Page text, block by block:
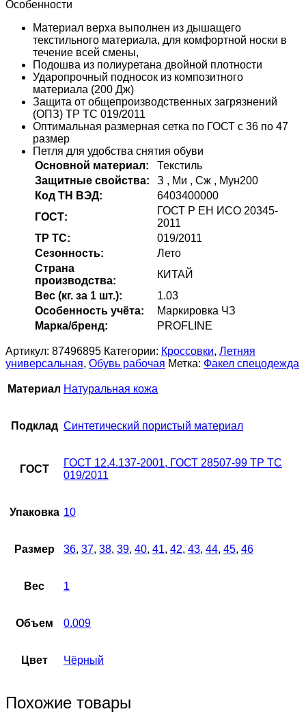
Особенности
Материал верха выполнен из дышащего
текстильного материала, для комфортной носки в
течение всей смены,
Подошва из полиуретана двойной плотности
Ударопрочный подносок из композитного
материала (200 Дж)
Защита от общепроизводственных загрязнений
(ОПЗ) ТР ТС 019/2011
Оптимальная размерная сетка по ГОСТ с 36 по 47
размер
Петля для удобства снятия обуви
Оcновной материал:
Текстиль
Защитные свойства:
З , Ми , Сж , Мун200
Код ТН ВЭД:
6403400000
ГОСТ:
ГОСТ Р ЕН ИСО 20345-
2011
ТР ТС:
019/2011
Сезонность:
Лето
Страна
производства:
КИТАЙ
Вес (кг. за 1 шт.):
1.03
Особенность учёта:
Маркировка ЧЗ
Марка/бренд:
PROFLINE
Артикул: 87496895 Категории: Кроссовки, Летняя
универсальная, Обувь рабочая Метка: Факел спецодежда
Материал Натуральная кожа
Подклад Синтетический пористый материал
ГОСТ
ГОСТ 12.4.137-2001, ГОСТ 28507-99 ТР ТС
019/2011
Упаковка 10
Размер 36, 37, 38, 39, 40, 41, 42, 43, 44, 45, 46
Вес 1
Объем 0.009
Цвет Чёрный
Похожие товары